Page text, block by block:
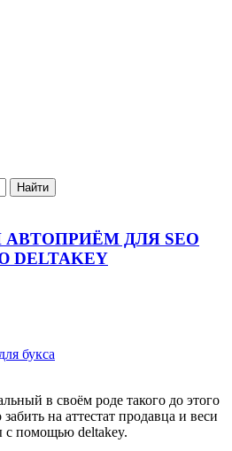
Найти
ДЛЯ SEO
букса
в своём роде такого до этого
на аттестат продавца и веси
с помощью deltakey.